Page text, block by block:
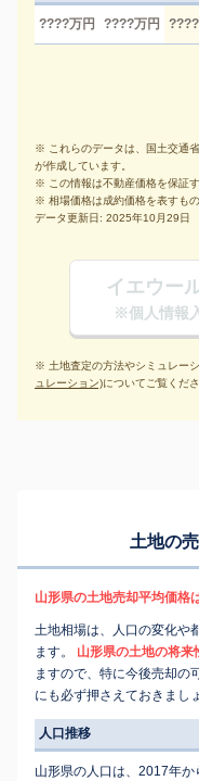
????万円 ????万円
※ これらのデータは、国土交通
が作成しています。
※ この情報は不動産価格を保証
※ 相場価格は成約価格を表すもの
データ更新日: 2025年10月29日
イエウー
※個人情報
※ 土地査定の方法やシミュレー
ュレーション)についてご覧くださ
土地の
山形県の土地売却平均価格
土地相場は、人口の変化や
ます。
山形県の土地の将来
ますので、特に今後売却の
にも必ず押さえておきまし
人口推移
山形県の人口は、2017年か